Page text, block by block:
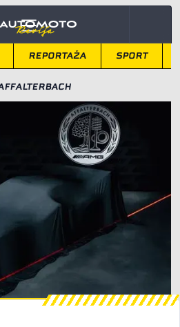
REPORTAŽA SPORT